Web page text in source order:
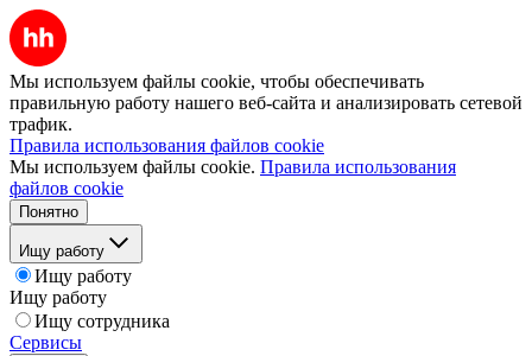
Мы используем файлы cookie, чтобы обеспечивать
правильную работу нашего веб-сайта и анализировать сетевой
трафик.
Правила использования файлов cookie
Мы используем файлы cookie. Правила использования
файлов cookie
Понятно
Ищу работу
Ищу работу
Ищу работу
Ищу сотрудника
Сервисы